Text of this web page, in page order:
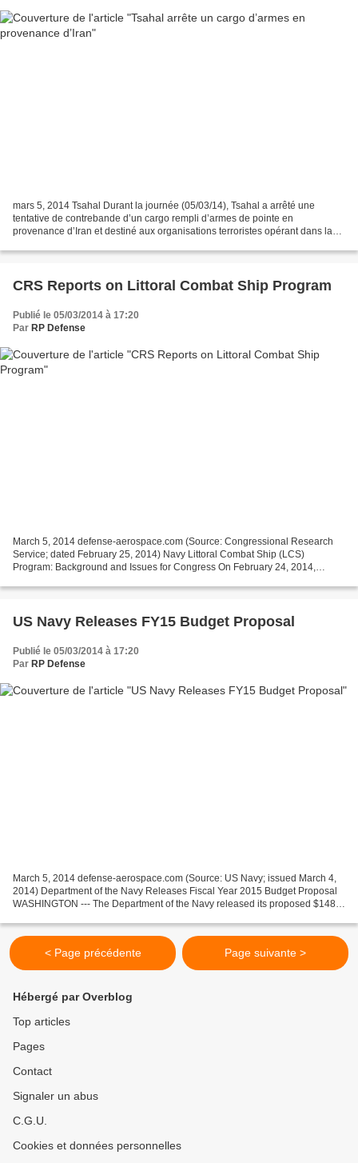
mars 5, 2014 Tsahal Durant la journée (05/03/14), Tsahal a arrêté une
tentative de contrebande d’un cargo rempli d’armes de pointe en
provenance d’Iran et destiné aux organisations terroristes opérant dans la
CRS Reports on Littoral Combat Ship Program
Publié le 05/03/2014 à 17:20
Par RP Defense
March 5, 2014 defense-aerospace.com (Source: Congressional Research
Service; dated February 25, 2014) Navy Littoral Combat Ship (LCS)
Program: Background and Issues for Congress On February 24, 2014,
US Navy Releases FY15 Budget Proposal
Publié le 05/03/2014 à 17:20
Par RP Defense
March 5, 2014 defense-aerospace.com (Source: US Navy; issued March 4,
2014) Department of the Navy Releases Fiscal Year 2015 Budget Proposal
WASHINGTON --- The Department of the Navy released its proposed $148
< Page précédente Page suivante >
Hébergé par Overblog
Top articles
Pages
Contact
Signaler un abus
C.G.U.
Cookies et données personnelles